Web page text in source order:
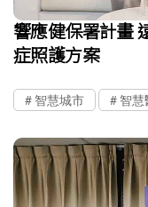
響應健保署計畫
症照護方案
智慧城市 智慧